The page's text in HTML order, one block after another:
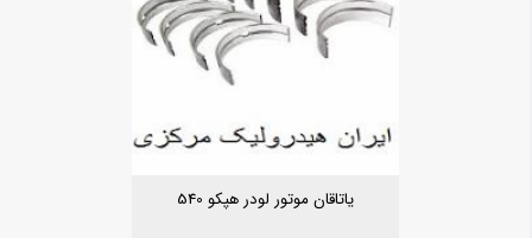
یاتاقان موتور لودر هپکو 540